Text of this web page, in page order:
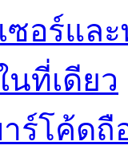
ซอร์แ
นที่เดียว
ร์โค้ด